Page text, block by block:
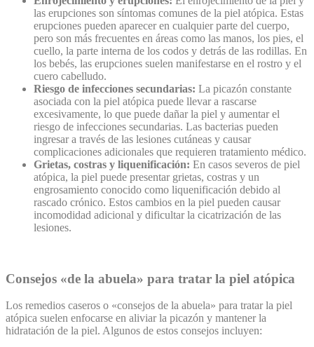
las erupciones son síntomas comunes de la piel atópica. Estas
erupciones pueden aparecer en cualquier parte del cuerpo,
pero son más frecuentes en áreas como las manos, los pies, el
cuello, la parte interna de los codos y detrás de las rodillas. En
los bebés, las erupciones suelen manifestarse en el rostro y el
cuero cabelludo.
Riesgo de infecciones secundarias: La picazón constante
asociada con la piel atópica puede llevar a rascarse
excesivamente, lo que puede dañar la piel y aumentar el
riesgo de infecciones secundarias. Las bacterias pueden
ingresar a través de las lesiones cutáneas y causar
complicaciones adicionales que requieren tratamiento médico.
Grietas, costras y liquenificación: En casos severos de piel
atópica, la piel puede presentar grietas, costras y un
engrosamiento conocido como liquenificación debido al
rascado crónico. Estos cambios en la piel pueden causar
incomodidad adicional y dificultar la cicatrización de las
lesiones.
Consejos «de la abuela» para tratar la piel atópica
Los remedios caseros o «consejos de la abuela» para tratar la piel
atópica suelen enfocarse en aliviar la picazón y mantener la
hidratación de la piel. Algunos de estos consejos incluyen: